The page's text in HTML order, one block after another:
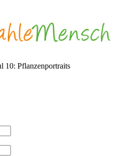
10: Pflanzenportraits